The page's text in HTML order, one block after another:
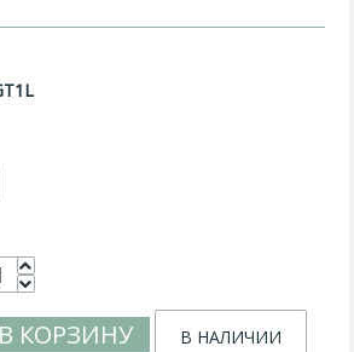
КОРЗИНУ В НАЛИЧИИ